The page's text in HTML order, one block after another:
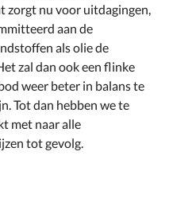
zorgt nu voor uitdagingen,
aan de
als olie de
zal dan ook een flinke
weer beter in balans te
Tot dan hebben we te
met naar alle
tot gevolg.